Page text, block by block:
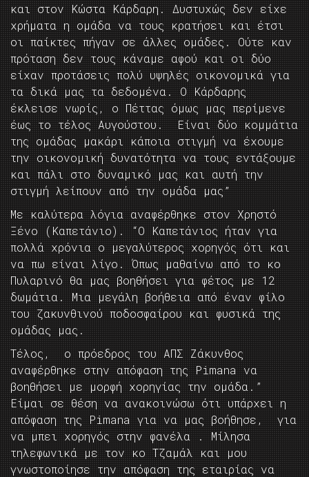
και στον Κώστα Κάρδαρη. Δυστυχώς δεν είχε
χρήματα η ομάδα να τους κρατήσει και έτσι
οι παίκτες πήγαν σε άλλες ομάδες. Ούτε καν
πρόταση δεν τους κάναμε αφού και οι δύο
είχαν προτάσεις πολύ υψηλές οικονομικά για
τα δικά μας τα δεδομένα. Ο Κάρδαρης
έκλεισε νωρίς, ο Πέττας όμως μας περίμενε
έως το τέλος Αυγούστου. Είναι δύο κομμάτια
της ομάδας μακάρι κάποια στιγμή να έχουμε
την οικονομική δυνατότητα να τους εντάξουμε
και πάλι στο δυναμικό μας και αυτή την
στιγμή λείπουν από την ομάδα μας”
Με καλύτερα λόγια αναφέρθηκε στον Χρηστό
Ξένο (Καπετάνιο). “Ο Καπετάνιος ήταν για
πολλά χρόνια ο μεγαλύτερος χορηγός ότι και
να πω είναι λίγο. Όπως μαθαίνω από το κο
Πυλαρινό θα μας βοηθήσει για φέτος με 12
δωμάτια. Μια μεγάλη βοήθεια από έναν φίλο
του ζακυνθινού ποδοσφαίρου και φυσικά της
ομάδας μας.
Τέλος, ο πρόεδρος του ΑΠΣ Ζάκυνθος
αναφέρθηκε στην απόφαση της Pimana να
βοηθήσει με μορφή χορηγίας την ομάδα.”
Είμαι σε θέση να ανακοινώσω ότι υπάρχει η
απόφαση της Pimana για να μας βοήθησε, για
να μπει χορηγός στην φανέλα . Μίλησα
τηλεφωνικά με τον κο Τζαμάλ και μου
γνωστοποίησε την απόφαση της εταιρίας να